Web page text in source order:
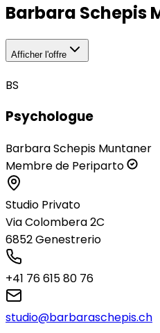
Barbara Schepis
Afficher l'offre
BS
Psychologue
Barbara Schepis Muntaner
Membre de Periparto
Studio Privato
Via Colombera 2C
6852Genestrerio
+41 76 615 80 76
studio@barbaraschepis.ch